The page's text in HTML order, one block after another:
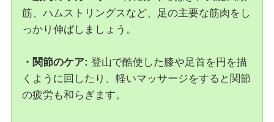
筋、ハムストリングスなど、足の主要な筋肉をし
っかり伸ばしましょう。
・関節のケア: 登山で酷使した膝や足首を円を描
くように回したり、軽いマッサージをすると関節
の疲労も和らぎます。